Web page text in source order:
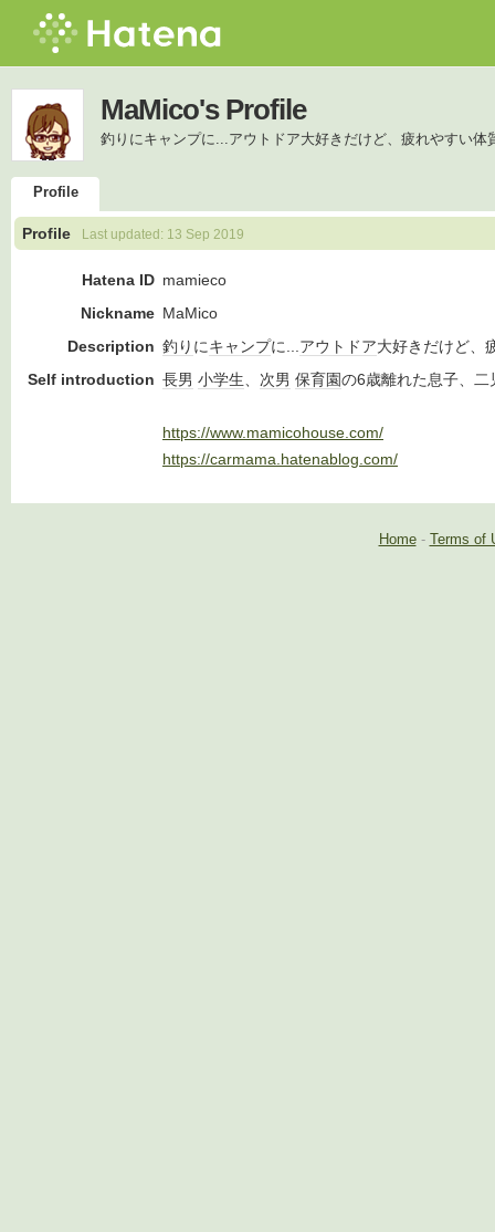
MaMico's Profile
釣りにキャンプに...アウトドア大好きだけど、疲れやすい体
Profile
Profile Last updated: 13 Sep 2019
Hatena ID mamieco
Nickname MaMico
Description 釣り にキャンプに...アウトドア大好きだけど、
Self introduction 長男 小学生、 次男 保育園の6歳離れた息子、二
https://www.mamicohouse.com/
https://carmama.hatenablog.com/
Home- Terms of